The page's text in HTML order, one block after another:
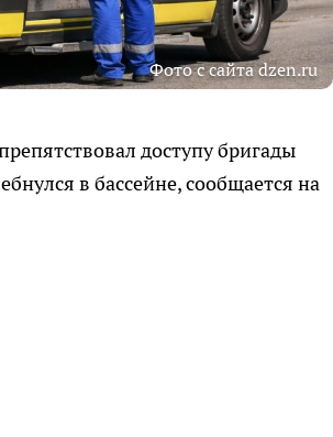
Фото с сайта dzen.ru
доступу бригады
в бассейне, сообщается на